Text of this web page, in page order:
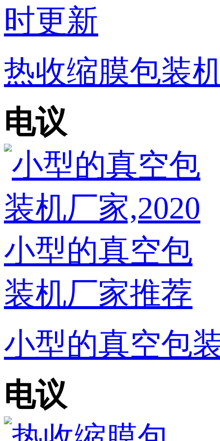
热收缩膜包装
电议
小型的真空包
电议